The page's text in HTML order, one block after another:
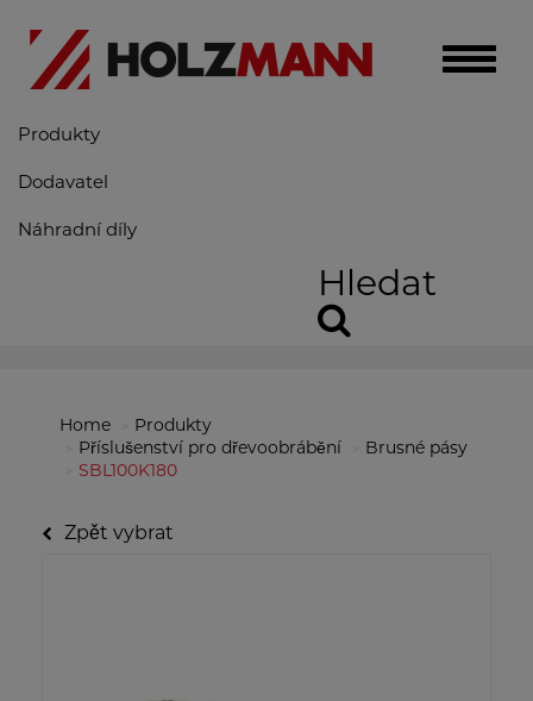
Toggle
Produkty
Dodavatel
Náhradní díly
Hledat
Home
Produkty
Příslušenství pro dřevoobrábění
Brusné pásy
SBL100K180
Zpět vybrat